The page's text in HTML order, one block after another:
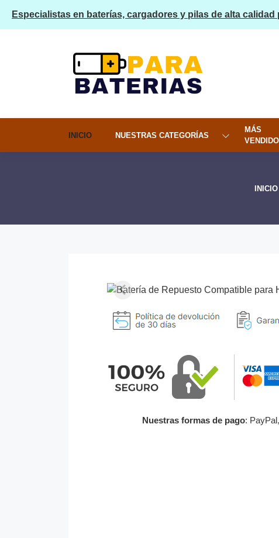
Especialistas en baterías, cargadores y pilas de alta calidad
INICIO NUESTRAS CATEGORÍAS
MÁS
INICIO
Nuestras formas de pago: